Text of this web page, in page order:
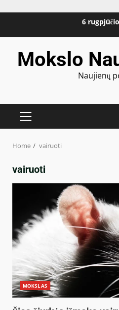
6
Mokslo
Naujienų
PRIMARY
Home vairuoti
vairuoti
MOKSLAS